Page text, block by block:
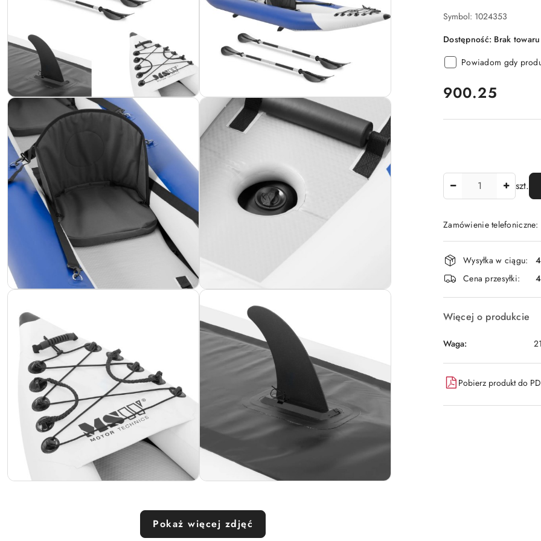
Pokaż więcej zdjęć
Symbol: 1024353
Dostępność: Brak towaru
Powiadom gdy
cena:
900.25
szt.
Zamówienie
Dostępność
i
dostawa
Wysyłka w ciągu:
Cena przesyłki:
Więcej o produkcie
Waga:
Pobierz produkt do